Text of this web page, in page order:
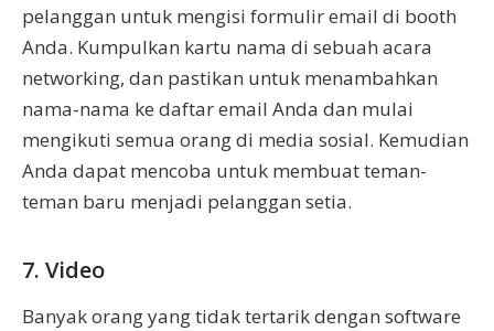
pelanggan untuk mengisi formulir email di booth
Anda. Kumpulkan kartu nama di sebuah acara
networking, dan pastikan untuk menambahkan
nama-nama ke daftar email Anda dan mulai
mengikuti semua orang di media sosial. Kemudian
Anda dapat mencoba untuk membuat teman-
teman baru menjadi pelanggan setia.
7. Video
Banyak orang yang tidak tertarik dengan software